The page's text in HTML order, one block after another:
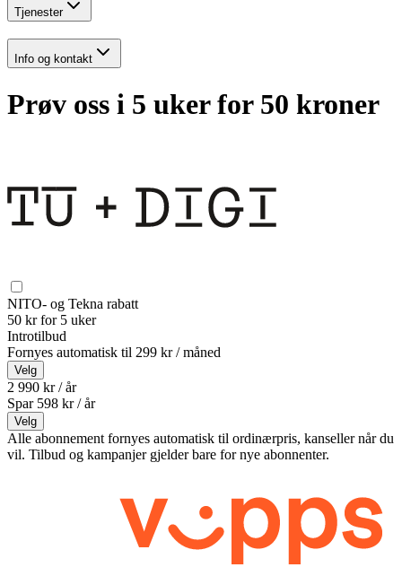
Tjenester
Info og kontakt
Prøv oss i 5 uker for 50 kroner
NITO- og Tekna rabatt
50 kr for 5 uker
Introtilbud
Fornyes automatisk til 299 kr / måned
Velg
2 990 kr / år
Spar 598 kr /år
Velg
Alle abonnement fornyes automatisk til ordinærpris, kanseller når du
vil. Tilbud og kampanjer gjelder bare for nye abonnenter.